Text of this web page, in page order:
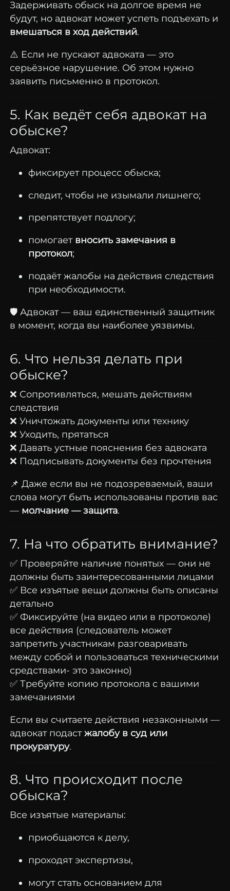
Задерживать обыск на долгое время не
будут, но адвокат может успеть подъехать и
вмешаться в ход действий.
⚠️ Если не пускают адвоката — это
серьёзное нарушение. Об этом нужно
заявить письменно в протокол.
5. Как ведёт себя адвокат на
обыске?
Адвокат:
фиксирует процесс обыска;
следит, чтобы не изымали лишнего;
препятствует подлогу;
помогает вносить замечания в
протокол;
подаёт жалобы на действия следствия
при необходимости.
🛡️ Адвокат — ваш единственный защитник
в момент, когда вы наиболее уязвимы.
6. Что нельзя делать при
обыске?
❌ Сопротивляться, мешать действиям
следствия
❌ Уничтожать документы или технику
❌ Уходить, прятаться
❌ Давать устные пояснения без адвоката
❌ Подписывать документы без прочтения
📌 Даже если вы не подозреваемый, ваши
слова могут быть использованы против вас
— молчание — защита.
7. На что обратить внимание?
✅ Проверяйте наличие понятых — они не
должны быть заинтересованными лицами
✅ Все изъятые вещи должны быть описаны
детально
✅ Фиксируйте (на видео или в протоколе)
все действия (следователь может
запретить участникам разговаривать
между собой и пользоваться техническими
средствами- это законно)
✅ Требуйте копию протокола с вашими
замечаниями
Если вы считаете действия незаконными —
адвокат подастжалобу в суд или
прокуратуру.
8. Что происходит после
обыска?
Все изъятые материалы:
приобщаются к делу,
проходят экспертизы,
могут стать основанием для